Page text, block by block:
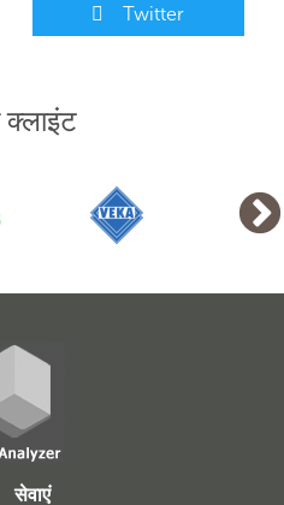
Twitter
क्लाइंट
सेवाएं